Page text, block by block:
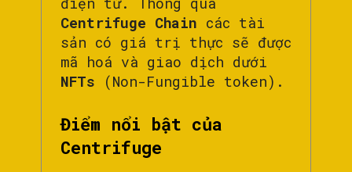
Centrifuge Chain các tài
sản có giá trị thực sẽ được
mã hoá và giao dịch dưới
NFTs
(Non-Fungible token).
Điểm nổi bật của
Centrifuge